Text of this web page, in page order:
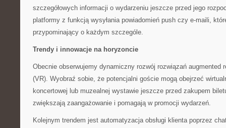
szczegółowych informacji o wydarzeniu jeszcze przed jego
platformy z funkcją wysyłania powiadomień push czy e-maili,
przypominający o każdym szczególe.
Trendy i innowacje na horyzoncie
Obecnie obserwujemy dynamiczny rozwój rozwiązań augmented
(VR). Wyobraź sobie, że potencjalni goście mogą obejrzeć
koncertowej lub muzealnej wystawie jeszcze przed zakupem
zwiększają zaangażowanie i pomagają w promocji wydarzeń.
Kolejnym trendem jest automatyzacja obsługi klienta poprzez